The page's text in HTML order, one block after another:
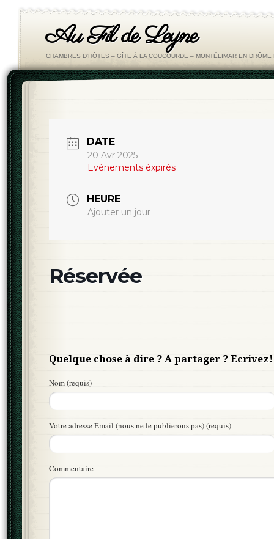
Au Fil de Leyne
CHAMBRES D'HÔTES – GÎTE À LA COUCOURDE – MONTÉLIMAR EN DRÔME
DATE
20 Avr 2025
Evénements éxpirés
HEURE
Ajouter un jour
Réservée
Quelque chose à dire ? A partager ? Ecrivez!
Nom (requis)
Votre adresse Email (nous ne le publierons pas) (requis)
Commentaire